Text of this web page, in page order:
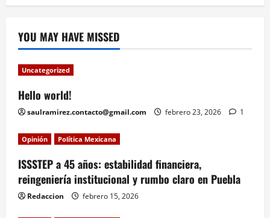
YOU MAY HAVE MISSED
Uncategorized
Hello world!
saulramirez.contacto@gmail.com febrero 23, 2026 1
Opinión Política Mexicana
ISSSTEP a 45 años: estabilidad financiera,
reingeniería institucional y rumbo claro en Puebla
Redaccion febrero 15, 2026